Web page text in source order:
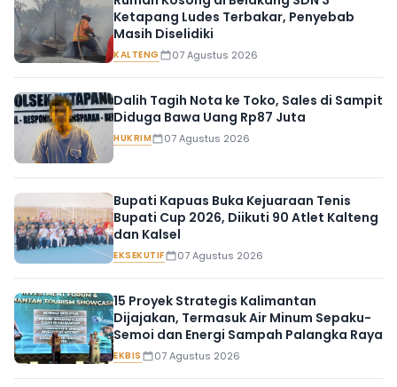
Ketapang Ludes Terbakar, Penyebab
Masih Diselidiki
KALTENG 07 Agustus 2026
Dalih Tagih Nota ke Toko, Sales di Sampit
Diduga Bawa Uang Rp87 Juta
HUKRIM 07 Agustus 2026
Bupati Kapuas Buka Kejuaraan Tenis
Bupati Cup 2026, Diikuti 90 Atlet Kalteng
dan Kalsel
EKSEKUTIF 07 Agustus 2026
15 Proyek Strategis Kalimantan
Dijajakan, Termasuk Air Minum Sepaku-
Semoi dan Energi Sampah Palangka Raya
EKBIS 07 Agustus 2026